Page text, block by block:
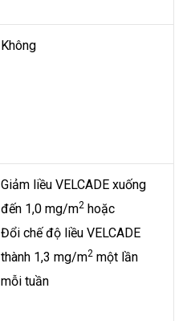
Không
Giảm liều VELCADE xuống
đến 1,0 mg/m2 hoặc
Đổi chế độ liều VELCADE
thành 1,3 mg/m2 một lần
mỗi tuần